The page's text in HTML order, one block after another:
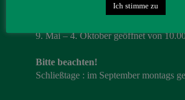
9. Mai – 4. Oktober geöffnet von
Bitte beachten!
Schließtage : im September montags
Ich stimme zu